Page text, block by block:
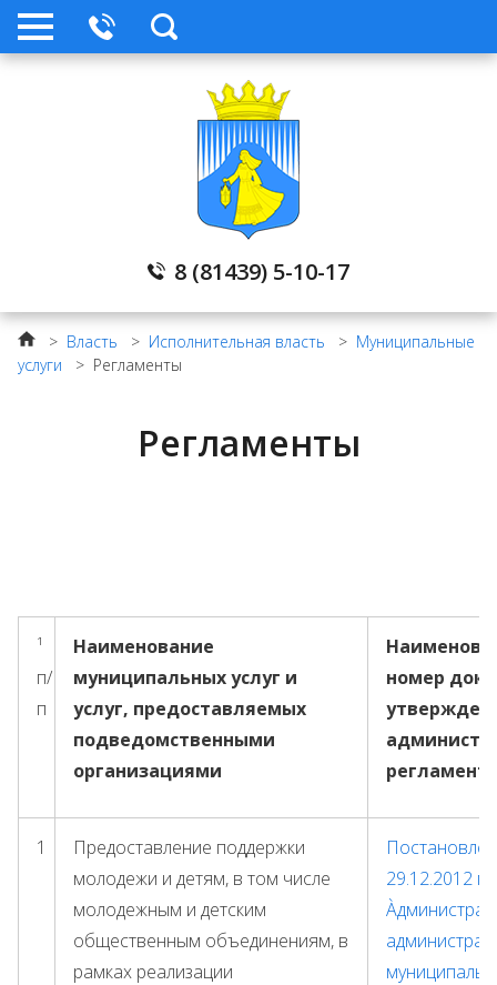
8 (81439) 5-10-17
> Власть > Исполнительная власть > Муниципальные
услуги
> Регламенты
Регламенты
¹
п/
п
Наименование
муниципальных услуг и
услуг, предоставляемых
подведомственными
организациями
номер
1
Предоставление поддержки
молодежи и детям, в том числе
молодежным и детским
общественным объединениям, в
рамках реализации
29.12.2012